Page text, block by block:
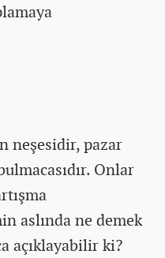
neşesidir, pazar
Onlar
aslında ne demek
açıklayabilir ki?